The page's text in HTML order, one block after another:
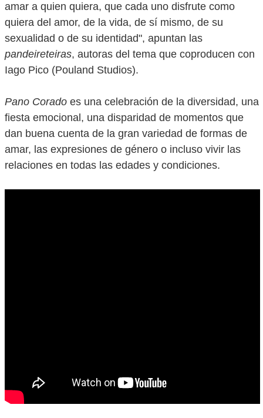
amar a quien quiera, que cada uno disfrute como
quiera del amor, de la vida, de sí mismo, de su
sexualidad o de su identidad", apuntan las
pandeireteiras, autoras del tema que coproducen con
Iago Pico (Pouland Studios).
Pano Corado es una celebración de la diversidad, una
fiesta emocional, una disparidad de momentos que
dan buena cuenta de la gran variedad de formas de
amar, las expresiones de género o incluso vivir las
relaciones en todas las edades y condiciones.